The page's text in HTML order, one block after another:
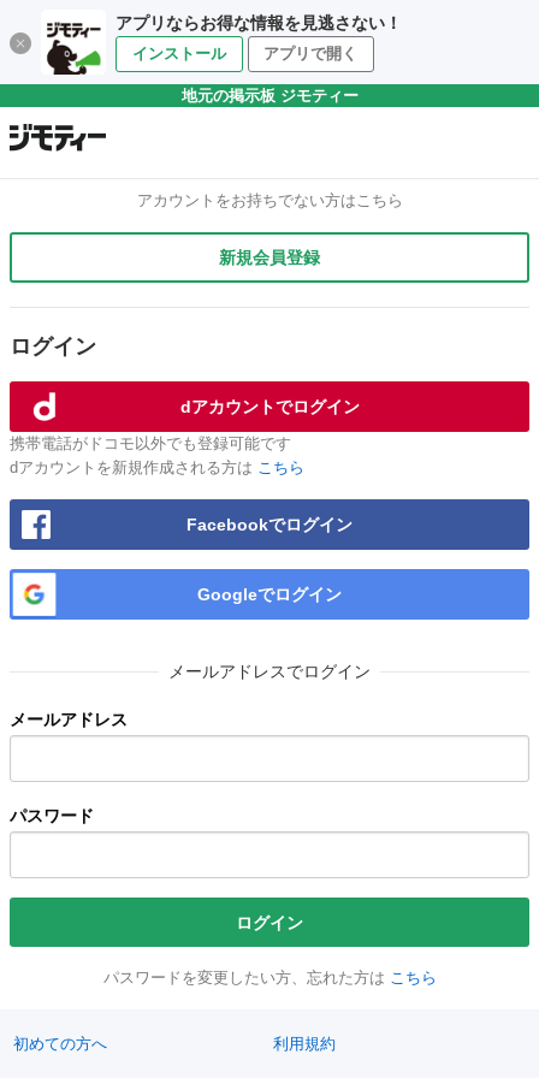
アプリならお得な情報を見逃さない！
インストール アプリで開く
地元の掲示板 ジモティー
アカウントをお持ちでない方はこちら
新規会員登録
ログイン
dアカウントでログイン
携帯電話がドコモ以外でも登録可能です
dアカウントを新規作成される方は こちら
Facebookでログイン
Googleでログイン
メールアドレスでログイン
メールアドレス
パスワード
ログイン
パスワードを変更したい方、忘れた方は こちら
初めての方へ 利用規約